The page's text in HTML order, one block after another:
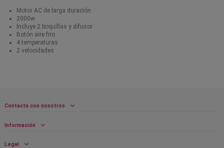
Motor AC de larga duración
2000w
Incluye 2 boquillas y difusor
Botón aire frio
4 temperaturas
2 velocidades
Contacta con nosotros
Información
Legal